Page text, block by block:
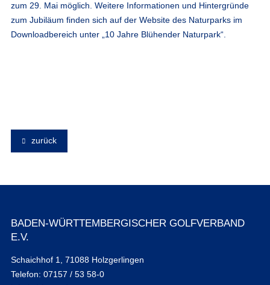
zum 29. Mai möglich. Weitere Informationen und Hintergründe
zum Jubiläum finden sich auf der Website des Naturparks im
Downloadbereich unter „10 Jahre Blühender Naturpark“.
zurück
BADEN-WÜRTTEMBERGISCHER GOLFVERBAND
E.V.
Schaichhof 1, 71088 Holzgerlingen
Telefon: 07157 / 53 58-0